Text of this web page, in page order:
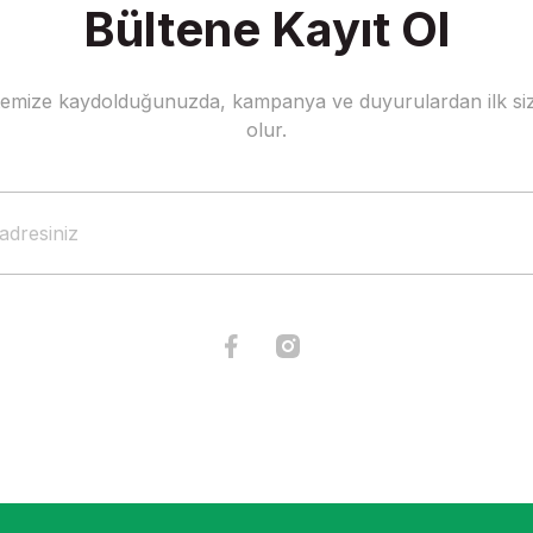
Gönder
Bültene Kayıt Ol
kaydolduğunuzda, kampanya ve duyurulardan ilk
olur.